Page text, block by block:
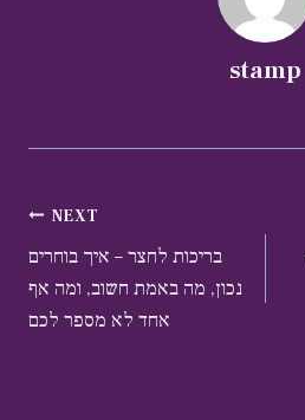
stamp
NEXT
בריכות לחצר – איך בוחרים
נכון, מה באמת חשוב, ומה אף
אחד לא מספר לכם